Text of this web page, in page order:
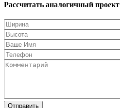
Рассчитать аналогичный проект